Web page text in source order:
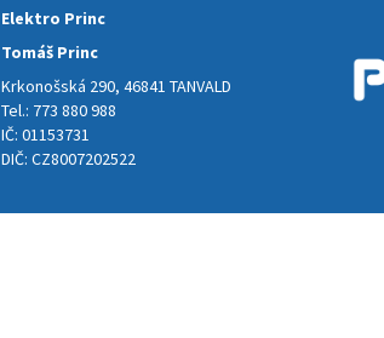
Elektro Princ
Tomáš Princ
Krkonošská 290, 46841 TANVALD
Tel.: 773 880 988
IČ: 01153731
DIČ: CZ8007202522